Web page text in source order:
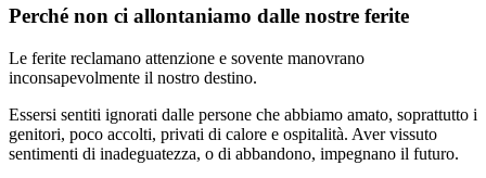
Perché non ci allontaniamo dalle nostre ferite
Le ferite reclamano attenzione e sovente manovrano
inconsapevolmente il nostro destino.
Essersi sentiti ignorati dalle persone che abbiamo amato, soprattutto i
genitori, poco accolti, privati di calore e ospitalità. Aver vissuto
sentimenti di inadeguatezza, o di abbandono, impegnano il futuro.